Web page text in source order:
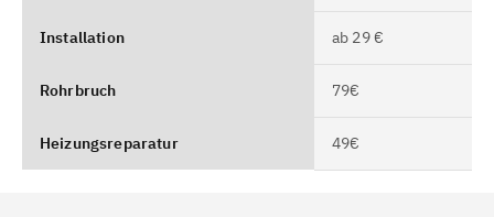
Installation ab 29 €
Rohrbruch 79€
Heizungsreparatur 49€